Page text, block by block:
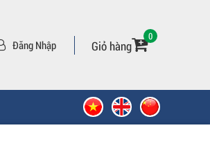
Đăng Nhập Giỏ hàng
0